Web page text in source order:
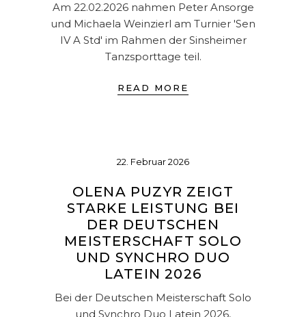
Am 22.02.2026 nahmen Peter Ansorge
und Michaela Weinzierl am Turnier 'Sen
IV A Std' im Rahmen der Sinsheimer
Tanzsporttage teil.
READ MORE
22. Februar 2026
OLENA PUZYR ZEIGT
STARKE LEISTUNG BEI
DER DEUTSCHEN
MEISTERSCHAFT SOLO
UND SYNCHRO DUO
LATEIN 2026
Bei der Deutschen Meisterschaft Solo
und Synchro Duo Latein 2026,